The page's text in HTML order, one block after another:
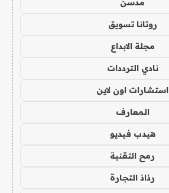
روتانا تسويق
مجلة الابداع
نادي الترددات
استشارات اون لاين
المعارف
هيدب فيديو
رمح التقنية
رذاذ التجارة